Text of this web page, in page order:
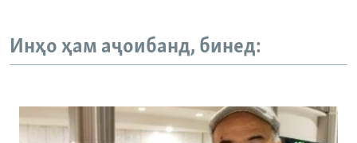
Инҳо ҳам аҷоибанд, бинед: